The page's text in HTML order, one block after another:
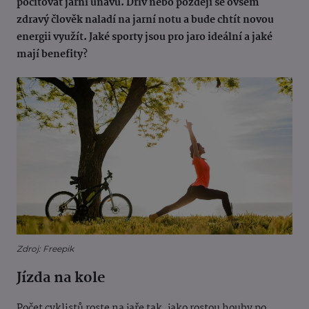
zdravý člověk naladí na jarní notu a bude chtít novou
energii využít. Jaké sporty jsou pro jaro ideální a jaké
mají benefity?
Zdroj: Freepik
Jízda na kole